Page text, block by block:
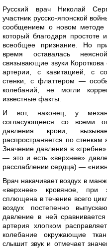
Русский врач Николай
участник русско-японской
сообщением о новом методе
который благодаря простоте
всеобщее признание. Но
время оставалась
связывающие звуки Короткова
артерии, с кавитацией, с
стенки, с флаттером —
колебаний, не могли
известные факты.
И вот, наконец, у
согласующееся со всеми
давления крови,
распространяется по стенкам
Значение давления в
— это и есть «верхнее»
расслаблении сердца) —
Врач накачивает воздух в
«верхнее» кровяное,
сплющена в течение всего
воздух постепенно
давление в ней
артерия хлопком
колебание окружающие
слышит звук и отмечает